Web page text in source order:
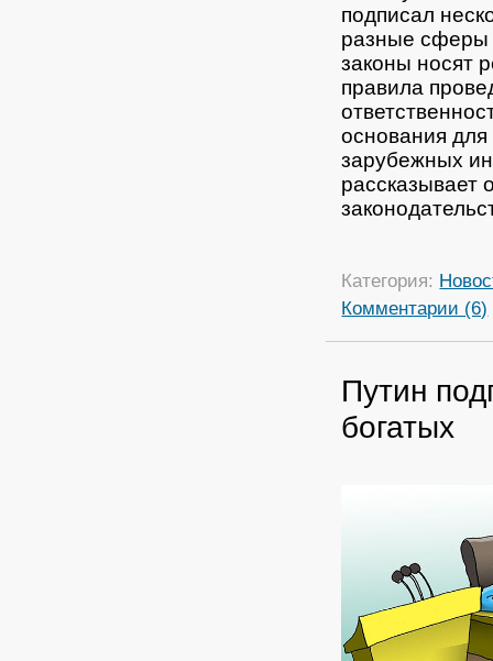
подписал
разные сферы
законы носят
правила
основания
зарубежных
рассказывает
Категория:
Комментарии (6)
Путин
богатых